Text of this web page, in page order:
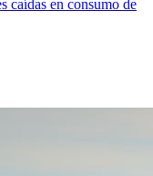
caídas en consumo de